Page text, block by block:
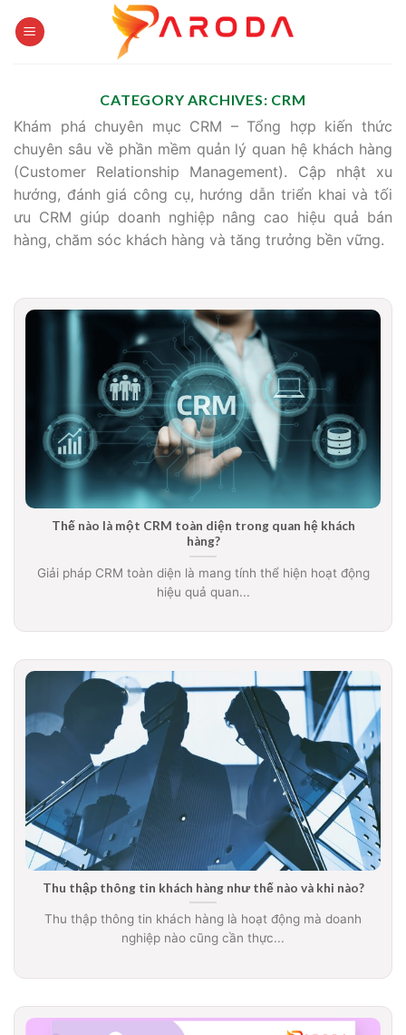
CATEGORY ARCHIVES: CRM
Khám phá chuyên mục CRM – Tổng hợp kiến thức
chuyên sâu về phần mềm quản lý quan hệ khách hàng
(Customer Relationship Management). Cập nhật xu
hướng, đánh giá công cụ, hướng dẫn triển khai và tối
ưu CRM giúp doanh nghiệp nâng cao hiệu quả bán
hàng, chăm sóc khách hàng và tăng trưởng bền vững.
Thế nào là một CRM toàn diện trong quan hệ khách
hàng?
Giải pháp CRM toàn diện là mang tính thể hiện hoạt động
hiệu quả quan...
Thu thập thông tin khách hàng như thế nào và khi nào?
Thu thập thông tin khách hàng là hoạt động mà doanh
nghiệp nào cũng cần thực...